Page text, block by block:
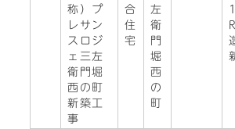
称）プ
レサン
スロジ
ェ三左
衛門堀
西の町
新築工
事
合
住
宅
左
衛
門
堀
西
の
町